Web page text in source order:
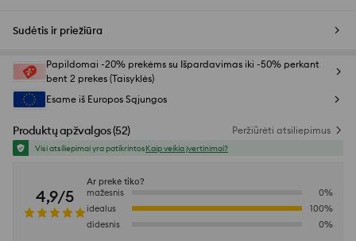
Sudėtis ir priežiūra
Papildomai -20% prekėms su Išpardavimas iki -50% perkant
bent 2 prekes (Taisyklės)
Esame iš Europos Sąjungos
Produktų apžvalgos(52) Peržiūrėti atsiliepimus
Visi atsiliepimai yra patikrintosKaip veikia įvertinimai?
4,9/5
Ar prekė tiko?
mažesnis
0%
idealus
100%
didesnis
0%